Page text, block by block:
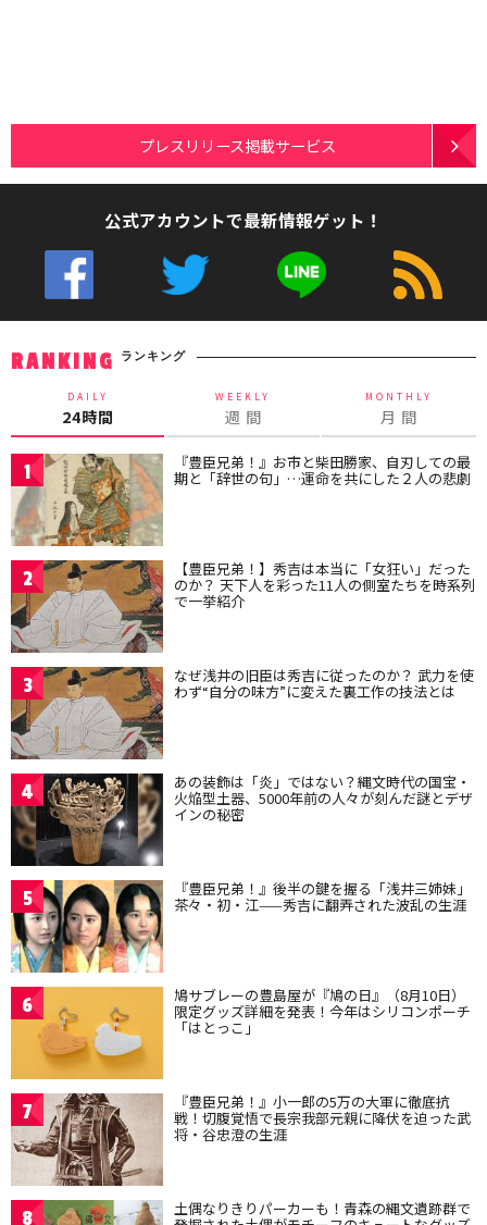
プレスリリース掲載サービス
公式アカウントで最新情報ゲット！
RANKING ランキング
DAILY
24時間
WEEKLY
週 間
MONTHLY
月 間
1 『豊臣兄弟！』お市と柴田勝家、自刃しての最
期と「辞世の句」…運命を共にした２人の悲劇
2 【豊臣兄弟！】秀吉は本当に「女狂い」だった
のか？ 天下人を彩った11人の側室たちを時系列
で一挙紹介
3 なぜ浅井の旧臣は秀吉に従ったのか？ 武力を使
わず“自分の味方”に変えた裏工作の技法とは
4 あの装飾は「炎」ではない？縄文時代の国宝・
火焔型土器、5000年前の人々が刻んだ謎とデザ
インの秘密
5 『豊臣兄弟！』後半の鍵を握る「浅井三姉妹」
茶々・初・江——秀吉に翻弄された波乱の生涯
6 鳩サブレーの豊島屋が『鳩の日』（8月10日）
限定グッズ詳細を発表！今年はシリコンポーチ
「はとっこ」
7 『豊臣兄弟！』小一郎の5万の大軍に徹底抗
戦！切腹覚悟で長宗我部元親に降伏を迫った武
将・谷忠澄の生涯
8 土偶なりきりパーカーも！青森の縄文遺跡群で